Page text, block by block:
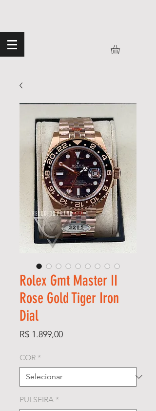
Rolex Gmt Master II
Rose Gold Tiger Iron
Dial
R$ 1.899,00Preço
COR *
PULSEIRA *